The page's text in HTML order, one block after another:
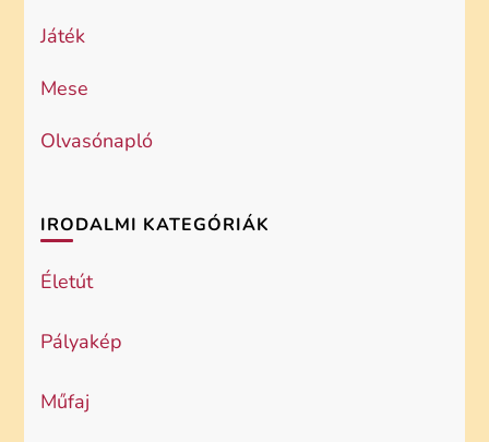
Játék
Mese
Olvasónapló
IRODALMI KATEGÓRIÁK
Életút
Pályakép
Műfaj